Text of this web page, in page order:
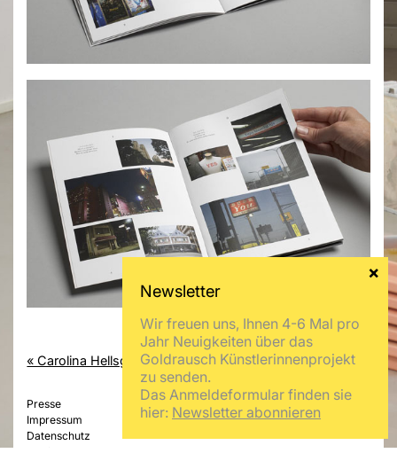
« Carolina Hellsgård Frieda Knapp »
Presse
Impressum
Datenschutz
Wir freuen uns, Ihnen 4-6 Mal pro
Jahr Neuigkeiten über das
Goldrausch Künstlerinnenprojekt
zu senden.
Das Anmeldeformular finden sie
hier: Newsletter abonnieren